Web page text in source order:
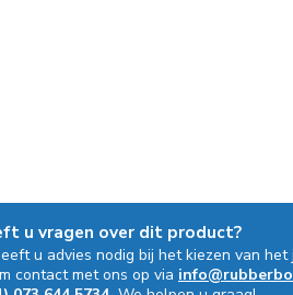
u vragen over dit product?
u advies nodig bij het kiezen van het
contact met ons op via